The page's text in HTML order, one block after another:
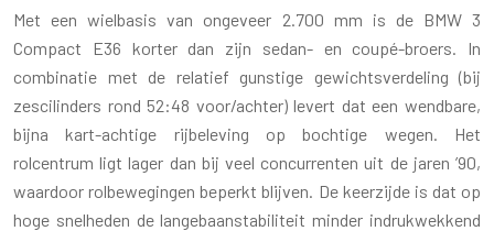
Met een wielbasis van ongeveer 2.700 mm is de BMW 3
Compact E36 korter dan zijn sedan- en coupé-broers. In
combinatie met de relatief gunstige gewichtsverdeling (bij
zescilinders rond 52:48 voor/achter) levert dat een wendbare,
bijna kart-achtige rijbeleving op bochtige wegen. Het
rolcentrum ligt lager dan bij veel concurrenten uit de jaren ’90,
waardoor rolbewegingen beperkt blijven. De keerzijde is dat op
hoge snelheden de langebaanstabiliteit minder indrukwekkend